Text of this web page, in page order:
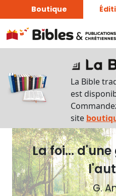
Boutique
La Bible
est
site
La foi...
G.
du
livre
supports
Exemplaire
papier